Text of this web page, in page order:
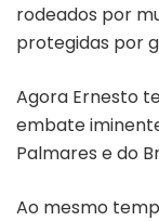
rodeados por
protegidas por
Agora Ernesto
embate
Palmares e do
Ao mesmo